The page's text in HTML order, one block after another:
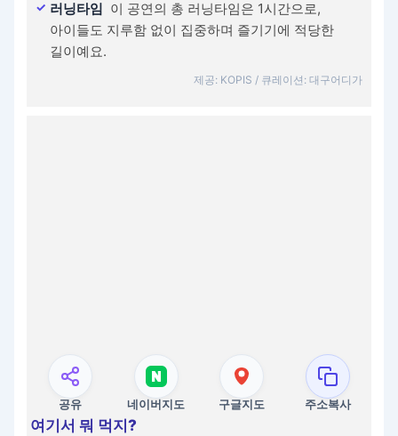
러닝타임 이 공연의 총 러닝타임은 1시간으로,
아이들도 지루함 없이 집중하며 즐기기에 적당한
길이예요.
제공: KOPIS / 큐레이션: 대구어디가
공유 네이버지도 구글지도 주소복사
여기서 뭐 먹지?